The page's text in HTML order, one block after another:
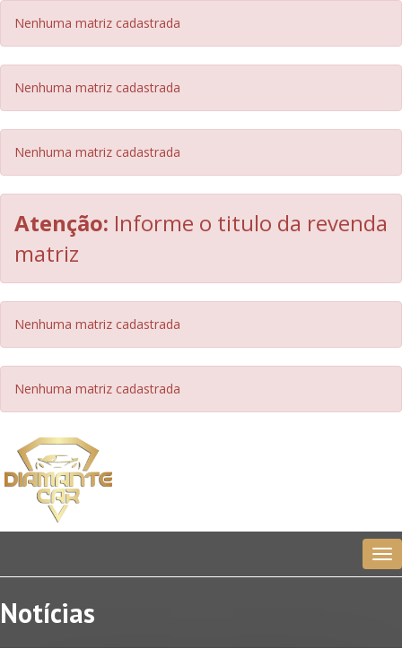
Nenhuma matriz cadastrada
Nenhuma matriz cadastrada
Nenhuma matriz cadastrada
Atenção: Informe o titulo da revenda
matriz
Nenhuma matriz cadastrada
Nenhuma matriz cadastrada
Notícias